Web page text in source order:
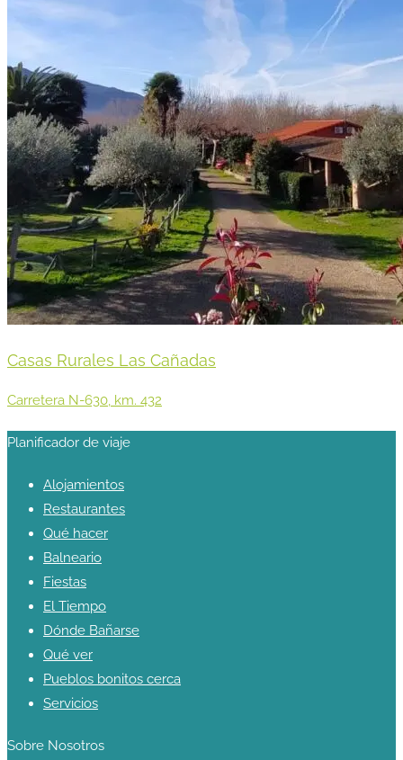
Casas Rurales Las Cañadas
Carretera N-630, km. 432
Planificador de viaje
Alojamientos
Restaurantes
Qué hacer
Balneario
Fiestas
El Tiempo
Dónde Bañarse
Qué ver
Pueblos bonitos cerca
Servicios
Sobre Nosotros